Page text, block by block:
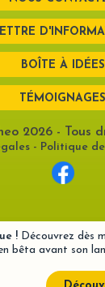
BOÎTE À IDÉES
TÉMOIGNAGES
2026 - Tous
- Politique
! Découvrez dès
bêta avant son